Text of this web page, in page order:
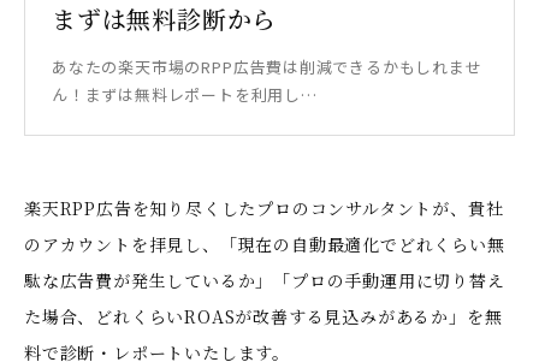
まずは無料診断から
あなたの楽天市場のRPP広告費は削減できるかもしれませ
ん！まずは無料レポートを利用し…
楽天RPP広告を知り尽くしたプロのコンサルタントが、貴社
のアカウントを拝見し、「現在の自動最適化でどれくらい無
駄な広告費が発生しているか」「プロの手動運用に切り替え
た場合、どれくらいROASが改善する見込みがあるか」を無
料で診断・レポートいたします。